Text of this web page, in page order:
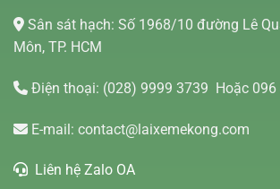
Sân sát hạch: Số 1968/10 đường Lê
Môn, TP. HCM
Điện thoại: (028) 9999 3739 Hoặc
E-mail: contact@laixemekong.com
Liên hệ Zalo OA